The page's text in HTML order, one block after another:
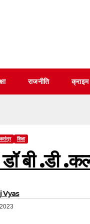
राजनीति क्राइम
शिक्षा
डॉ बी .डी
Vyas